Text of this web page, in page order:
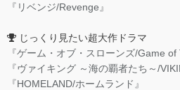
『リベンジ/Revenge』
じっくり見たい超大作ドラマ
『ゲーム・オブ・スローンズ/Game of
『ヴァイキング ～海の覇者たち～/
『HOMELAND/ホームランド』